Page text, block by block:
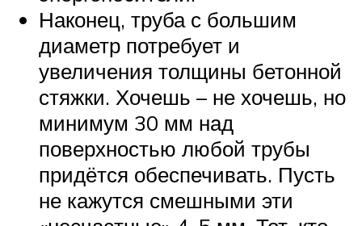
Наконец, труба с большим
диаметр потребует и
увеличения толщины бетонной
стяжки. Хочешь – не хочешь, но
минимум 30 мм над
поверхностью любой трубы
придётся обеспечивать. Пусть
не кажутся смешными эти